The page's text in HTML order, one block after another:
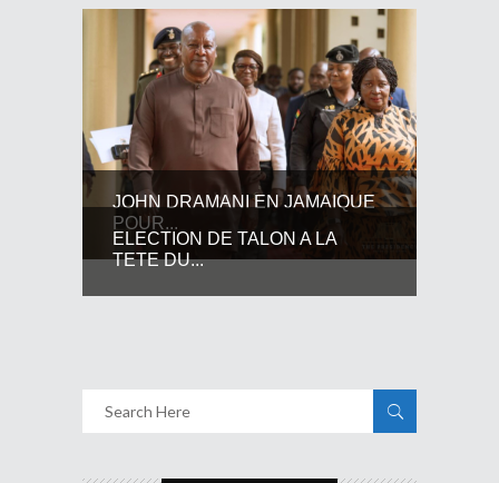
JOHN DRAMANI EN JAMAIQUE
POUR...
ELECTION DE TALON A LA
TETE DU...